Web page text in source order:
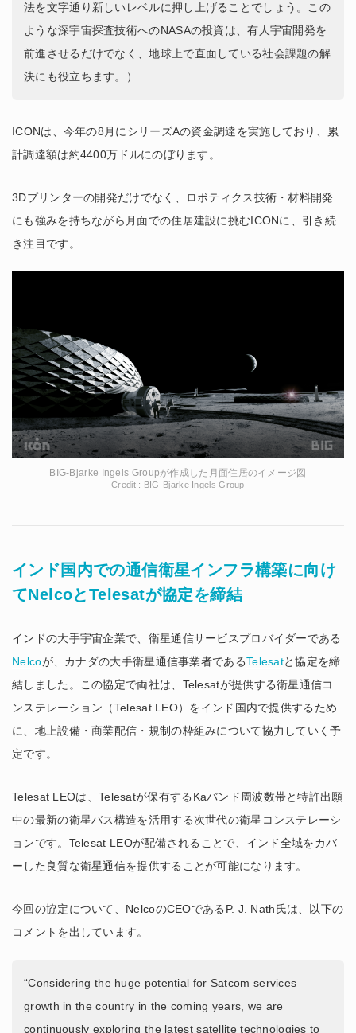
法を文字通り新しいレベルに押し上げることでしょう。この
ような深宇宙探査技術へのNASAの投資は、有人宇宙開発を
前進させるだけでなく、地球上で直面している社会課題の解
決にも役立ちます。）
ICONは、今年の8月にシリーズAの資金調達を実施しており、累
計調達額は約4400万ドルにのぼります。
3Dプリンターの開発だけでなく、ロボティクス技術・材料開発
にも強みを持ちながら月面での住居建設に挑むICONに、引き続
き注目です。
BIG-Bjarke Ingels Groupが作成した月面住居のイメージ図
Credit : BIG-Bjarke Ingels Group
インド国内での通信衛星インフラ構築に向け
てNelcoとTelesatが協定を締結
インドの大手宇宙企業で、衛星通信サービスプロバイダーである
Nelcoが、カナダの大手衛星通信事業者であるTelesatと協定を締
結しました。この協定で両社は、Telesatが提供する衛星通信コ
ンステレーション（Telesat LEO）をインド国内で提供するため
に、地上設備・商業配信・規制の枠組みについて協力していく予
定です。
Telesat LEOは、Telesatが保有するKaバンド周波数帯と特許出願
中の最新の衛星バス構造を活用する次世代の衛星コンステレーシ
ョンです。Telesat LEOが配備されることで、インド全域をカバ
ーした良質な衛星通信を提供することが可能になります。
今回の協定について、NelcoのCEOであるP. J. Nath氏は、以下の
コメントを出しています。
“Considering the huge potential for Satcom services
growth in the country in the coming years, we are
continuously exploring the latest satellite technologies to